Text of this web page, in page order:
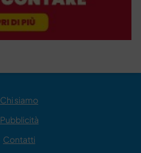
Chi siamo
Pubblicità
Contatti